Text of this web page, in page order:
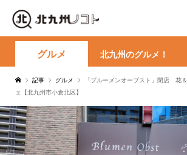
グルメ 北九州のグルメ！
記事 グルメ
「ブルーメンオーブスト」閉店 花
ェ【北九州市小倉北区】